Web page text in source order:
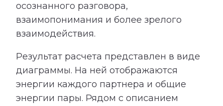
осознанного разговора,
взаимопонимания и более зрелого
взаимодействия.
Результат расчета представлен в виде
диаграммы. На ней отображаются
энергии каждого партнера и общие
энергии пары. Рядом с описанием